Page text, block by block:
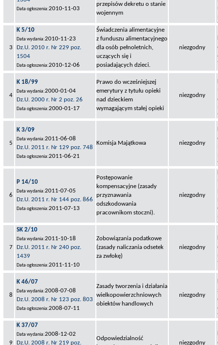
Data ogłoszenia:2010-11-03
przepisów dekretu o stanie
wojennym
3
K 5/10
Data wydania:2010-11-23
Dz.U. 2010 r. Nr 229 poz.
1504
Data ogłoszenia:2010-12-06
Świadczenia alimentacyjne
z funduszu alimentacyjnego
dla osób pełnoletnich,
uczących się i
posiadających dzieci.
niezgodny
4
K 18/99
Data wydania:2000-01-04
Dz.U. 2000 r. Nr 2 poz. 26
Data ogłoszenia:2000-01-17
Prawo do wcześniejszej
emerytury z tytułu opieki
nad dzieckiem
wymagającym stałej opieki
niezgodny
5
K 3/09
Data wydania:2011-06-08
Dz.U. 2011 r. Nr 129 poz. 748
Data ogłoszenia:2011-06-21
Komisja Majątkowa niezgodny
6
P 14/10
Data wydania:2011-07-05
Dz.U. 2011 r. Nr 144 poz. 866
Data ogłoszenia:2011-07-13
Postępowanie
kompensacyjne (zasady
przyznawania
odszkodowania
pracownikom stoczni).
niezgodny
7
SK 2/10
Data wydania:2011-10-18
Dz.U. 2011 r. Nr 240 poz.
1439
Data ogłoszenia:2011-11-10
Zobowiązania podatkowe
(zasady naliczania odsetek
za zwłokę)
niezgodny
8
K 46/07
Data wydania:2008-07-08
Dz.U. 2008 r. Nr 123 poz. 803
Data ogłoszenia:2008-07-11
Zasady tworzenia i działania
wielkopowierzchniowych
obiektów handlowych
niezgodny
9
K 37/07
Data wydania:2008-12-02
Dz.U. 2008 r. Nr 219 poz.
Odpowiedzialność
niezgodny